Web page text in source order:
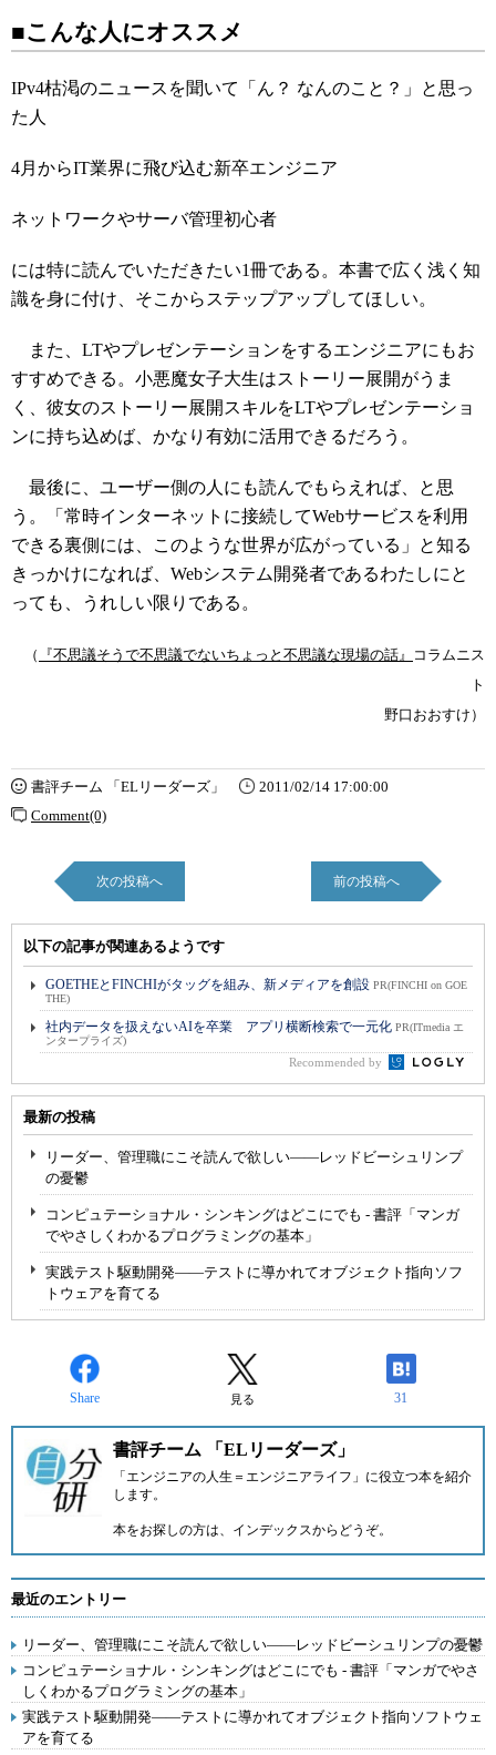
■こんな人にオススメ
IPv4枯渇のニュースを聞いて「ん？ なんのこと？」と思っ
た人
4月からIT業界に飛び込む新卒エンジニア
ネットワークやサーバ管理初心者
には特に読んでいただきたい1冊である。本書で広く浅く知
識を身に付け、そこからステップアップしてほしい。
また、LTやプレゼンテーションをするエンジニアにもお
すすめできる。小悪魔女子大生はストーリー展開がうま
く、彼女のストーリー展開スキルをLTやプレゼンテーショ
ンに持ち込めば、かなり有効に活用できるだろう。
最後に、ユーザー側の人にも読んでもらえれば、と思
う。「常時インターネットに接続してWebサービスを利用
できる裏側には、このような世界が広がっている」と知る
きっかけになれば、Webシステム開発者であるわたしにと
っても、うれしい限りである。
（ 『不思議そうで不思議でないちょっと不思議な現場の話』
コラムニス
ト
野口おおすけ）
書評チーム 「ELリーダーズ」
2011/02/14 17:00:00
Comment(0)
次の投稿へ 前の投稿へ
以下の記事が関連あるようです
GOETHEとFINCHIがタッグを組み、新メディアを創設 PR(FINCHI on GOE
THE)
社内データを扱えないAIを卒業 アプリ横断検索で一元化 PR(ITmedia エ
ンタープライズ)
Recommended by
最新の投稿
リーダー、管理職にこそ読んで欲しい――レッドビーシュリンプ
の憂鬱
コンピュテーショナル・シンキングはどこにでも - 書評「マンガ
でやさしくわかるプログラミングの基本」
実践テスト駆動開発――テストに導かれてオブジェクト指向ソフ
トウェアを育てる
Share 見る 31
書評チーム 「ELリーダーズ」
「エンジニアの人生＝エンジニアライフ」に役立つ本を紹介
します。
本をお探しの方は、 インデックスからどうぞ。
最近のエントリー
リーダー、管理職にこそ読んで欲しい――レッドビーシュリンプの憂鬱
コンピュテーショナル・シンキングはどこにでも - 書評「マンガでやさ
しくわかるプログラミングの基本」
実践テスト駆動開発――テストに導かれてオブジェクト指向ソフトウェ
アを育てる